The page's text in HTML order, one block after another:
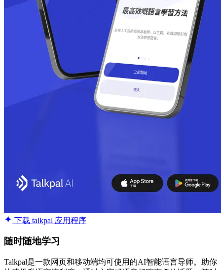
下载 talkpal 应用程序
随时随地学习
Talkpal是一款网页和移动端均可使用的AI智能语言导师。助你